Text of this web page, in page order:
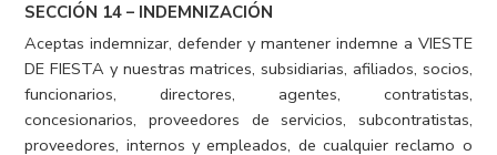
SECCIÓN 14 – INDEMNIZACIÓN
Aceptas indemnizar, defender y mantener indemne a VIESTE
DE FIESTA y nuestras matrices, subsidiarias, afiliados, socios,
funcionarios, directores, agentes, contratistas,
concesionarios, proveedores de servicios, subcontratistas,
proveedores, internos y empleados, de cualquier reclamo o